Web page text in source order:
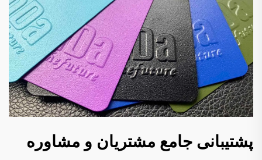
پشتیبانی جامع مشتریان و مشاوره